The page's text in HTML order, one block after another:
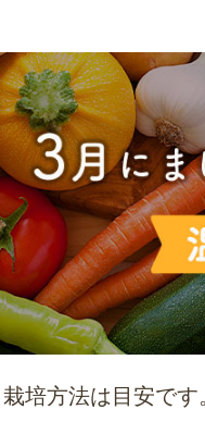
培方法は目安で